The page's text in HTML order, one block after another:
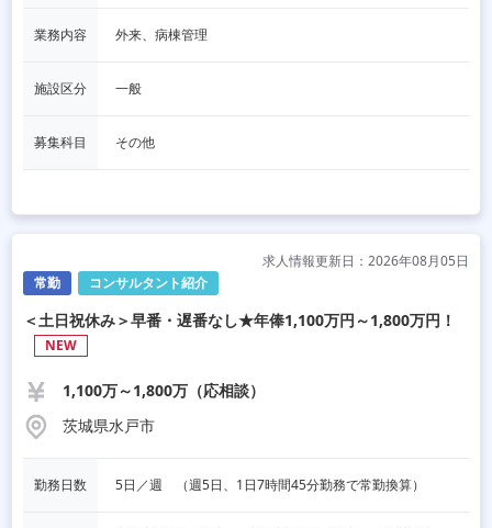
業務内容 外来、病棟管理
施設区分 一般
募集科目 その他
常勤 コンサルタント紹介
求人情報更新日：2026年08月05日
＜土日祝休み＞早番・遅番なし★年俸1,100万円～1,800万円！
NEW
1,100万～1,800万（応相談）
茨城県水戸市
勤務日数 5日／週　（週5日、1日7時間45分勤務で常勤換算）